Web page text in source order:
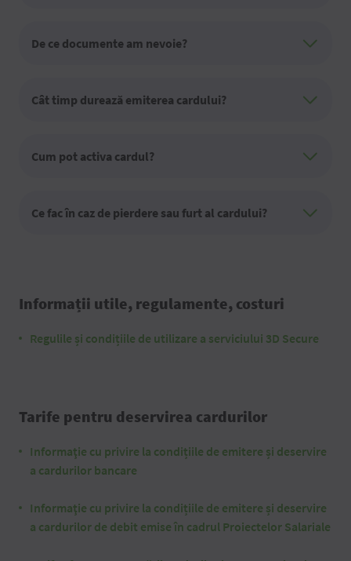
De ce documente am nevoie?
Cât timp durează emiterea cardului?
Cum pot activa cardul?
Ce fac în caz de pierdere sau furt al cardului?
Informații utile, regulamente, costuri
Regulile și condițiile de utilizare a serviciului 3D Secure
Tarife pentru deservirea cardurilor
Informaţie cu privire la condițiile de emitere și deservire
a cardurilor bancare
Informaţie cu privire la condițiile de emitere și deservire
a cardurilor de debit emise în cadrul Proiectelor Salariale